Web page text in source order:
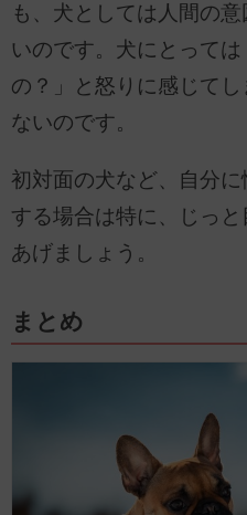
も、犬としては人間の
いのです。犬にとって
の？」と怒りに感じて
ないのです。
初対面の犬など、自分
する場合は特に、じっ
あげましょう。
まとめ